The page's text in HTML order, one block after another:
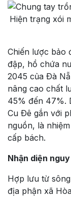
Hiện trạng xói
Chiến lược bảo
đập, hồ chứa
2045 của Ðà
nâng cao chất
45% đến 47%.
Cu Ðê gắn với
nguồn, là
cấp bách.
Nhận diện
Hợp lưu từ
địa phận xã